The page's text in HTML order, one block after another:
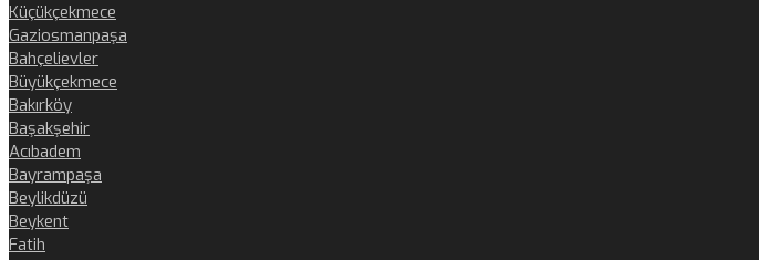
Küçükçekmece
Gaziosmanpaşa
Bahçelievler
Büyükçekmece
Bakırköy
Başakşehir
Acıbadem
Bayrampaşa
Beylikdüzü
Beykent
Fatih